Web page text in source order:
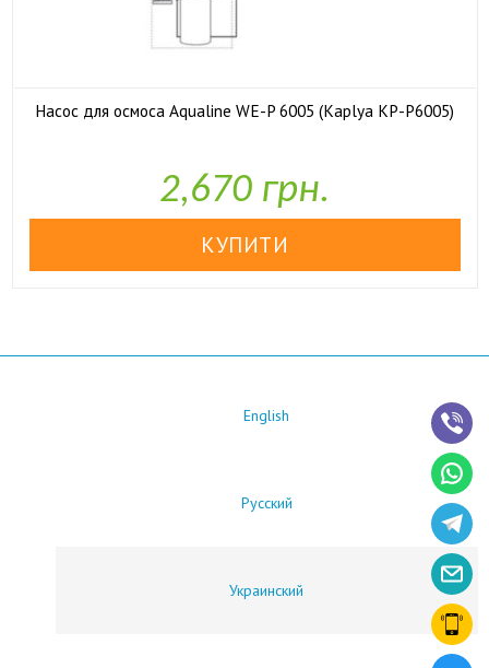
Насос для осмоса Aqualine WE-P 6005 (Kaplya KP-P6005)
2,670 грн.
English
Русский
Украинский